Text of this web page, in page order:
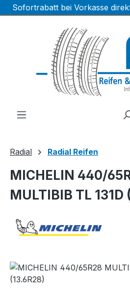
Zum Hauptinhalt springen
Sofortrabatt bei Vorkasse
Radial Radial Reifen
MICHELIN 440/
MULTIBIB TL 131D
Bildergalerie überspringen